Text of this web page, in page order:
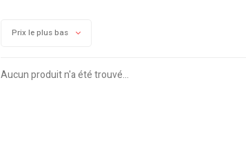
Prix le plus bas
Aucun produit n'a été trouvé...